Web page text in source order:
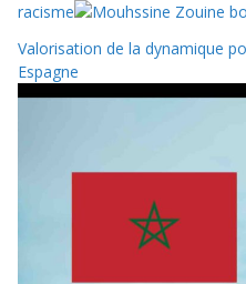
racisme
Valorisation de la dynamique
Espagne